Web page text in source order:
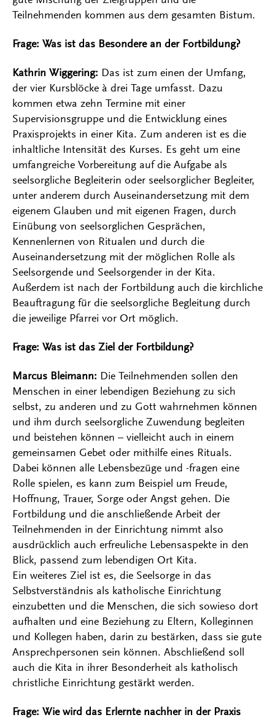
Teilnehmenden kommen aus dem gesamten Bistum.
Frage: Was ist das Besondere an der Fortbildung?
Kathrin Wiggering: Das ist zum einen der Umfang,
der vier Kursblöcke à drei Tage umfasst. Dazu
kommen etwa zehn Termine mit einer
Supervisionsgruppe und die Entwicklung eines
Praxisprojekts in einer Kita. Zum anderen ist es die
inhaltliche Intensität des Kurses. Es geht um eine
umfangreiche Vorbereitung auf die Aufgabe als
seelsorgliche Begleiterin oder seelsorglicher Begleiter,
unter anderem durch Auseinandersetzung mit dem
eigenem Glauben und mit eigenen Fragen, durch
Einübung von seelsorglichen Gesprächen,
Kennenlernen von Ritualen und durch die
Auseinandersetzung mit der möglichen Rolle als
Seelsorgende und Seelsorgender in der Kita.
Außerdem ist nach der Fortbildung auch die kirchliche
Beauftragung für die seelsorgliche Begleitung durch
die jeweilige Pfarrei vor Ort möglich.
Frage: Was ist das Ziel der Fortbildung?
Marcus Bleimann: Die Teilnehmenden sollen den
Menschen in einer lebendigen Beziehung zu sich
selbst, zu anderen und zu Gott wahrnehmen können
und ihm durch seelsorgliche Zuwendung begleiten
und beistehen können – vielleicht auch in einem
gemeinsamen Gebet oder mithilfe eines Rituals.
Dabei können alle Lebensbezüge und -fragen eine
Rolle spielen, es kann zum Beispiel um Freude,
Hoffnung, Trauer, Sorge oder Angst gehen. Die
Fortbildung und die anschließende Arbeit der
Teilnehmenden in der Einrichtung nimmt also
ausdrücklich auch erfreuliche Lebensaspekte in den
Blick, passend zum lebendigen Ort Kita.
Ein weiteres Ziel ist es, die Seelsorge in das
Selbstverständnis als katholische Einrichtung
einzubetten und die Menschen, die sich sowieso dort
aufhalten und eine Beziehung zu Eltern, Kolleginnen
und Kollegen haben, darin zu bestärken, dass sie gute
Ansprechpersonen sein können. Abschließend soll
auch die Kita in ihrer Besonderheit als katholisch
christliche Einrichtung gestärkt werden.
Frage: Wie wird das Erlernte nachher in der Praxis